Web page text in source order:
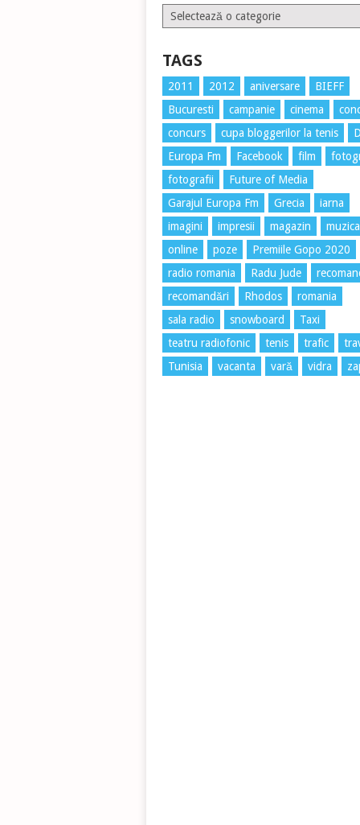
Etichete
TAGS
2011 2012 aniversare
BIEFF
Bucuresti
campanie cinema
concurs
cupa bloggerilor la tenis
Europa Fm
Facebook film
fotografii
Future of Media
Garajul Europa Fm
Grecia
iarna
imagini
impresii magazin
muzica
online
poze
Premiile Gopo 2020
radio romania
Radu Jude
recomandări
Rhodos
romania
sala radio
snowboard
Taxi
teatru radiofonic
tenis trafic
Tunisia
vacanta vară vidra